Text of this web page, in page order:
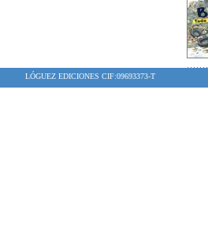
LÓGUEZ EDICIONES CIF:09693373-T